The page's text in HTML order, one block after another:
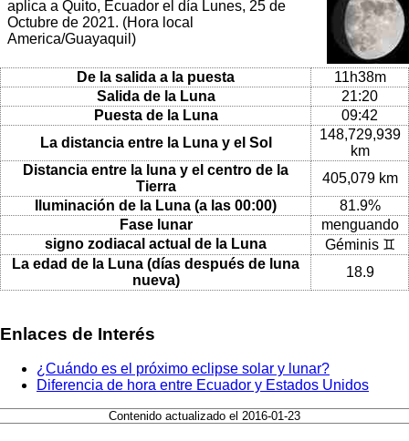
aplica a Quito, Ecuador el día Lunes, 25 de
Octubre de 2021. (Hora local
America/Guayaquil)
De la salida a la puesta
11h38m
Salida de la Luna
21:20
Puesta de la Luna
09:42
La distancia entre la Luna y el Sol
148,729,939
km
Distancia entre la luna y el centro de la
Tierra
405,079 km
Iluminación de la Luna (a las 00:00)
81.9%
Fase lunar
menguando
signo zodiacal actual de la Luna
Géminis ♊
La edad de la Luna (días después de luna
nueva)
18.9
Enlaces de Interés
¿Cuándo es el próximo eclipse solar y lunar?
Diferencia de hora entre Ecuador y Estados Unidos
Contenido actualizado el 2016-01-23